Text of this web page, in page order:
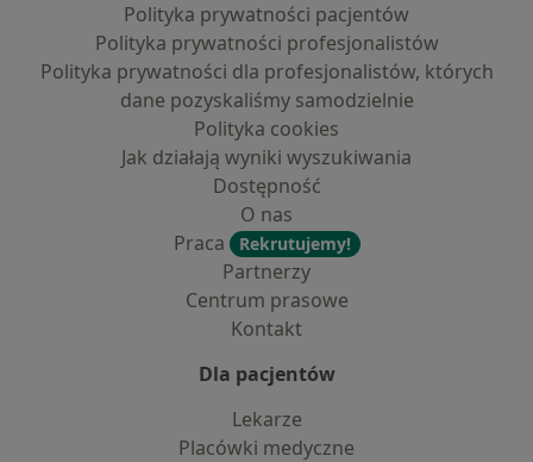
Polityka prywatności pacjentów
Polityka prywatności profesjonalistów
Polityka prywatności dla profesjonalistów, których
dane pozyskaliśmy samodzielnie
Polityka cookies
Jak działają wyniki wyszukiwania
Dostępność
O nas
Praca
Rekrutujemy!
Partnerzy
Centrum prasowe
Kontakt
Dla pacjentów
Lekarze
Placówki medyczne